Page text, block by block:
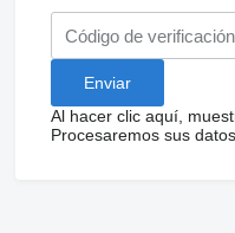
Al hacer clic aquí,
Procesaremos sus